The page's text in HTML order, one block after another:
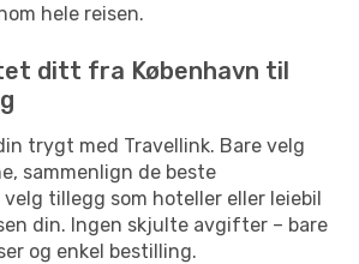
hele reisen.
ditt fra København til
trygt med Travellink. Bare velg
sammenlign de beste
tillegg som hoteller eller leiebil
din. Ingen skjulte avgifter – bare
og enkel bestilling.